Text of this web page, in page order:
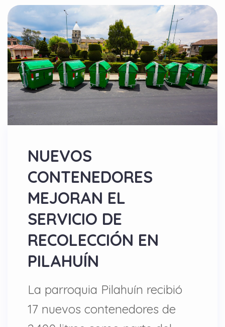
NUEVOS
CONTENEDORES
MEJORAN EL
SERVICIO DE
RECOLECCIÓN EN
PILAHUÍN
La parroquia Pilahuín recibió
17 nuevos contenedores de